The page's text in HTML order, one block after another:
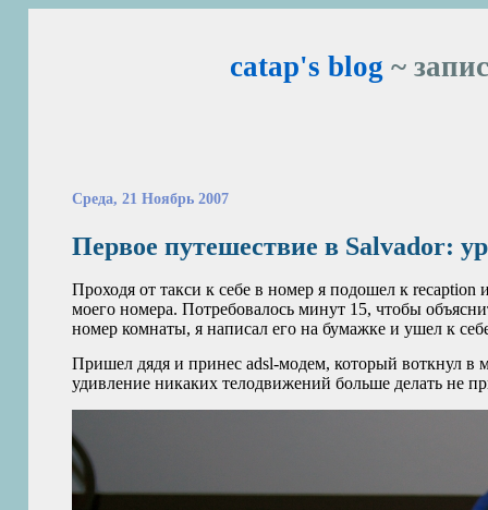
catap's blog ~
Среда, 21 Ноябрь 2007
Первое путешествие в Salvador:
Проходя от такси к себе в номер я подошел к recaption
моего номера. Потребовалось минут 15, чтобы
номер комнаты, я написал его на бумажке и ушел к
Пришел дядя и принес adsl‑модем, который воткнул в
удивление никаких телодвижений больше делать не